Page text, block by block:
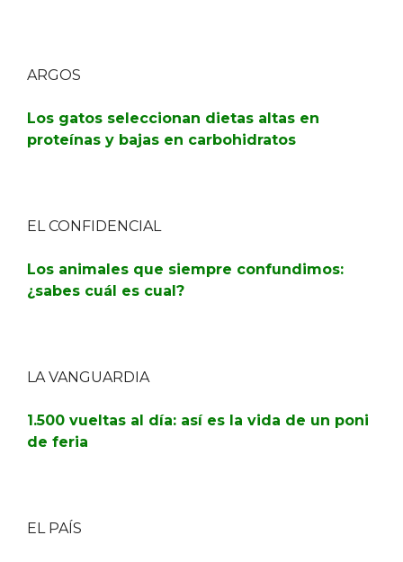
ARGOS
Los gatos seleccionan dietas altas en
proteínas y bajas en carbohidratos
EL CONFIDENCIAL
Los animales que siempre confundimos:
¿sabes cuál es cual?
LA VANGUARDIA
1.500 vueltas al día: así es la vida de un poni
de feria
EL PAÍS